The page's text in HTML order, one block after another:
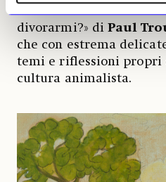
Hessee del bronzo del
divorarmi?» diPaul
che con estrema
temi e riflessioni propri
cultura animalista.